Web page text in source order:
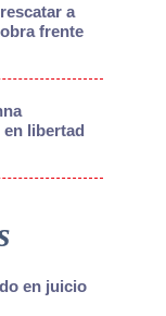
a
frente
libertad
en juicio